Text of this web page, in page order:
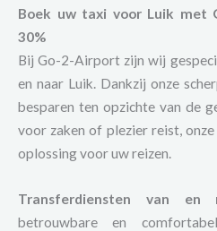
Boek uw taxi voor Luik met
30%
Bij Go-2-Airport zijn wij
en naar Luik. Dankzij onze
besparen ten opzichte van de
voor zaken of plezier reist,
oplossing voor uw reizen.
Transferdiensten van en
betrouwbare en